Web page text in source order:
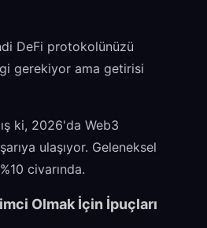
DeFi protokolünüzü
gerekiyor ama getirisi
ki, 2026'da Web3
ulaşıyor. Geleneksel
civarında.
Olmak İçin İpuçları